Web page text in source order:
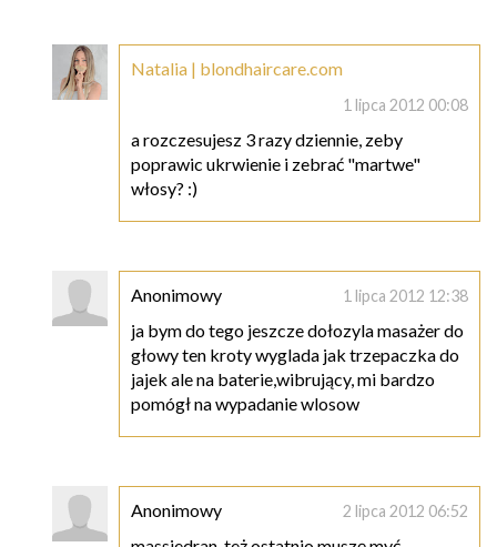
Natalia | blondhaircare.com
1 lipca 2012 00:08
a rozczesujesz 3 razy dziennie, zeby
poprawic ukrwienie i zebrać "martwe"
włosy? :)
Anonimowy 1 lipca 2012 12:38
ja bym do tego jeszcze dołozyla masażer do
głowy ten kroty wyglada jak trzepaczka do
jajek ale na baterie,wibrujący, mi bardzo
pomógł na wypadanie wlosow
Anonimowy 2 lipca 2012 06:52